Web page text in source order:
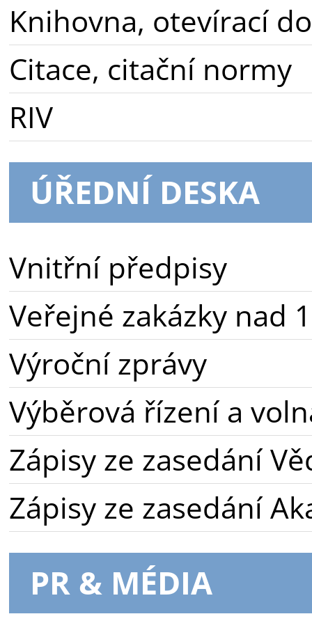
Knihovna, otevírací
Citace, citační normy
RIV
ÚŘEDNÍ DESKA
Vnitřní předpisy
Veřejné zakázky nad
Výroční zprávy
Výběrová řízení a
Zápisy ze zasedání
Zápisy ze zasedání
PR & MÉDIA